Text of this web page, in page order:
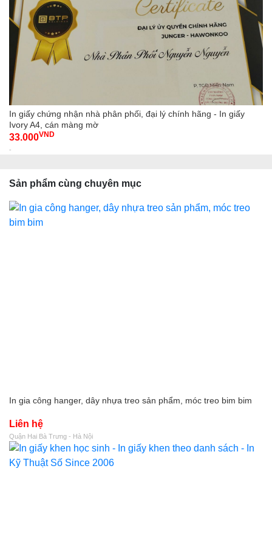
In giấy chứng nhận nhà phân phối, đại lý chính hãng - In giấy
Ivory A4, cán màng mờ
33.000VND
-
Sản phẩm cùng chuyên mục
In gia công hanger, dây nhựa treo sản phẩm, móc treo bim bim
Liên hệ
Quận Hai Bà Trưng - Hà Nội